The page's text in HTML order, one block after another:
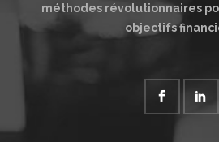
méthodes révolutionnaires
objectifs